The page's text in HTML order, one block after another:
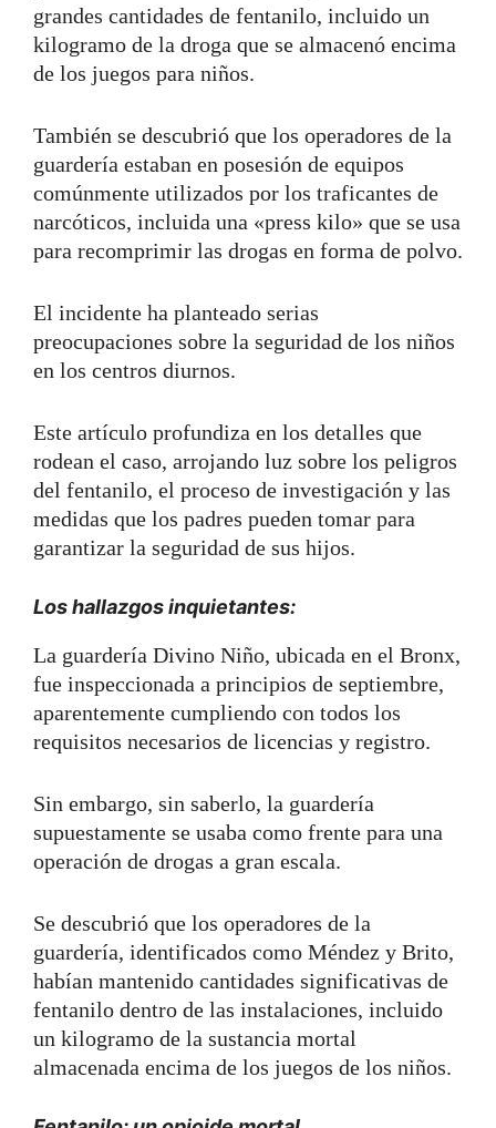
grandes cantidades de fentanilo, incluido un
kilogramo de la droga que se almacenó encima
de los juegos para niños.
También se descubrió que los operadores de la
guardería estaban en posesión de equipos
comúnmente utilizados por los traficantes de
narcóticos, incluida una «press kilo» que se usa
para recomprimir las drogas en forma de polvo.
El incidente ha planteado serias
preocupaciones sobre la seguridad de los niños
en los centros diurnos.
Este artículo profundiza en los detalles que
rodean el caso, arrojando luz sobre los peligros
del fentanilo, el proceso de investigación y las
medidas que los padres pueden tomar para
garantizar la seguridad de sus hijos.
Los hallazgos inquietantes:
La guardería Divino Niño, ubicada en el Bronx,
fue inspeccionada a principios de septiembre,
aparentemente cumpliendo con todos los
requisitos necesarios de licencias y registro.
Sin embargo, sin saberlo, la guardería
supuestamente se usaba como frente para una
operación de drogas a gran escala.
Se descubrió que los operadores de la
guardería, identificados como Méndez y Brito,
habían mantenido cantidades significativas de
fentanilo dentro de las instalaciones, incluido
un kilogramo de la sustancia mortal
almacenada encima de los juegos de los niños.